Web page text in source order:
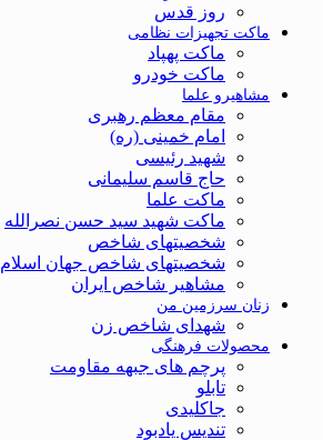
روز قدس
ماکت تجهیزات نظامی
ماکت پهپاد
ماکت خودرو
مشاهیرو علما
مقام معظم رهبری
امام خمینی (ره)
شهید رئیسی
حاج قاسم سلیمانی
ماکت علما
ماکت شهید سید حسن نصرالله
شخصیتهای شاخص
شخصیتهای شاخص جهان اسلام
مشاهیر شاخص ایران
زنان سرزمین من
شهدای شاخص زن
محصولات فرهنگی
پرچم های جبهه مقاومت
تابلو
جاکلیدی
تندیس یادبود